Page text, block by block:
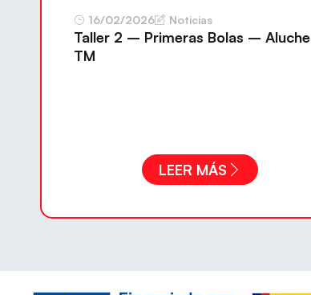
16/02/2026 Noticias
Taller 2 – Primeras Bolas – Aluche
TM
LEER MÁS